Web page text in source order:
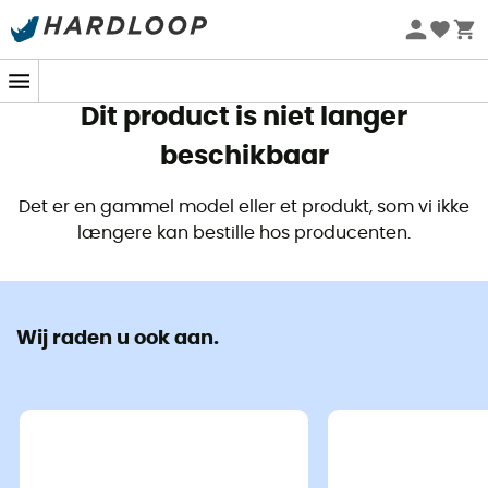
Zomeraanbiedingen 🔥 -5% EXTRA vanaf 2 producten* met
Dit product is niet langer
beschikbaar
Det er en gammel model eller et produkt, som vi ikke
længere kan bestille hos producenten.
Wij raden u ook aan.